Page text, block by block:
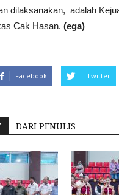
dilaksanakan, adalah
Cak Hasan. (ega)
Facebook Twitter
DARI PENULIS